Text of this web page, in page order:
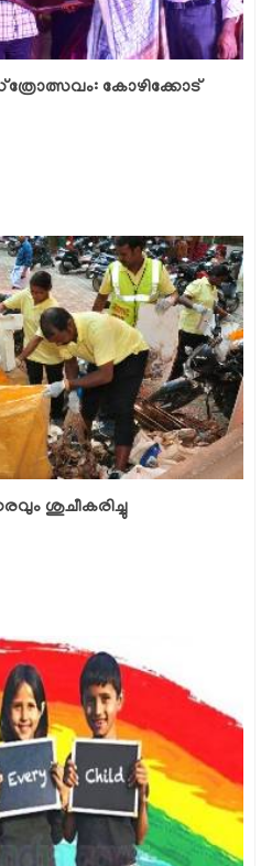
കോഴിക്കോട്
ശുചീകരിച്ചു